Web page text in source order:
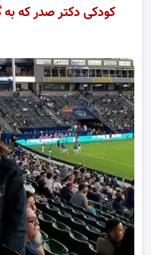
کودکی دکتر صدر که به